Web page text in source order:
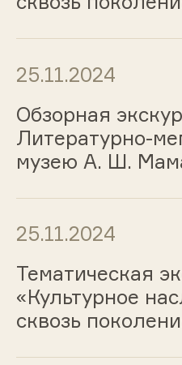
25.11.2024
Обзорная
Литературно-
музею А. Ш.
25.11.2024
Тематическая
«Культурное
сквозь